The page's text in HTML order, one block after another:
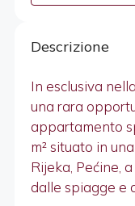
Descrizione
In esclusiva
una rara
appartamento
m² situato in
Rijeka, Pećine,
dalle spiagge e